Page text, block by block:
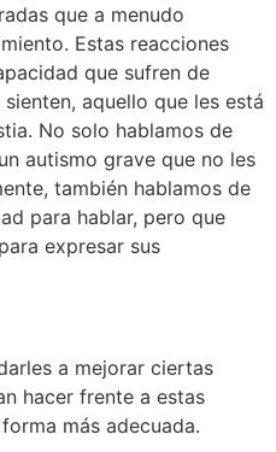
que a menudo
Estas reacciones
que sufren de
aquello que les está
No solo hablamos de
autismo grave que no les
también hablamos de
para hablar, pero que
expresar sus
a mejorar ciertas
hacer frente a estas
más adecuada.